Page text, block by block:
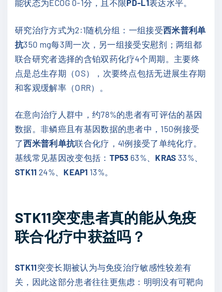
能状态为ECOG 0-1分，且不限PD-L1表达水平。
研究治疗方式为2:1随机分组：一组接受西米普利单
抗350 mg每3周一次，另一组接受安慰剂；两组都
联合研究者选择的含铂双药化疗4个周期。主要终
点是总生存期（OS），次要终点包括无进展生存期
和客观缓解率（ORR）。
在意向治疗人群中，约78%的患者有可评估的基因
数据。非鳞癌且有基因数据的患者中，150例接受
了西米普利单抗联合化疗，41例接受了单纯化疗。
基线常见基因改变包括： TP53 63%、 KRAS 33%、
STK11 24%、 KEAP1 13%。
STK11突变患者真的能从免疫
联合化疗中获益吗？
STK11突变长期被认为与免疫治疗敏感性较差有
关，因此这部分患者往往更焦虑：明明没有可靶向